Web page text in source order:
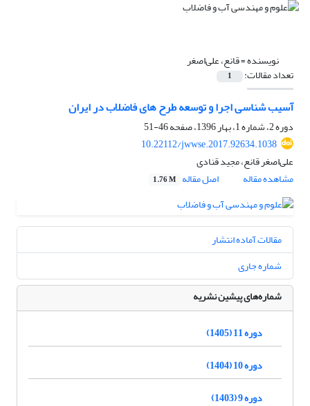
نویسنده =قانع، علی‌اصغر
تعداد مقالات: 1
آسیب شناسی اجرا و توسعه طرح های فاضلاب در ایران
دوره 2، شماره 1، بهار 1396، صفحه
46-51
10.22112/jwwse.2017.92634.1038
علی‌اصغر قانع، مجید قنادی
مشاهده مقاله
اصل مقاله 1.76 M
مقالات آماده انتشار
شماره جاری
شماره‌های پیشین نشریه
دوره 11 (1405)
دوره 10 (1404)
دوره 9 (1403)